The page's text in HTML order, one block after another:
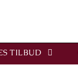
TILBUD